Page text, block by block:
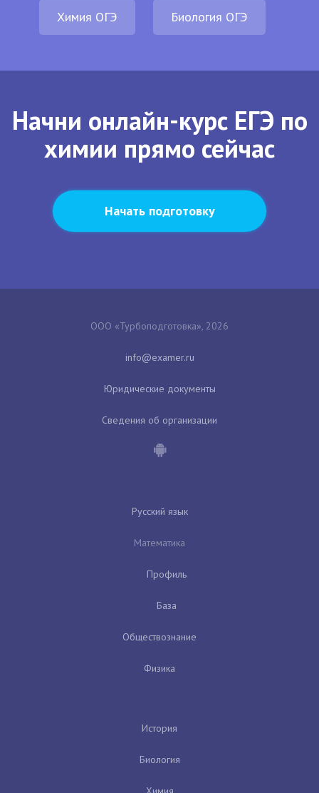
Химия ОГЭ Биология ОГЭ
Начни онлайн-курс ЕГЭ по
химии прямо сейчас
Начать подготовку
ООО «Турбоподготовка», 2026
Юридические документы
Сведения об организации
Русский язык
Математика
Профиль
База
Обществознание
Физика
История
Биология